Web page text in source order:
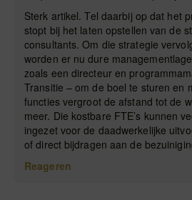
Sterk artikel. Tel daarbij op dat het
stopt bij het laten opstellen van de
consultants. Om die strategie
worden er nu dure
zoals een directeur en
Transitie – om de boel te sturen en
functies vergroot de afstand tot de
meer. Die kostbare FTE’s kunnen
ingezet voor de daadwerkelijke
of direct bijdragen aan de
Reageren